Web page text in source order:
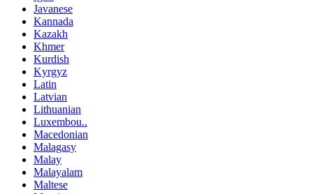
Javanese
Kannada
Kazakh
Khmer
Kurdish
Kyrgyz
Latin
Latvian
Lithuanian
Luxembou..
Macedonian
Malagasy
Malay
Malayalam
Maltese